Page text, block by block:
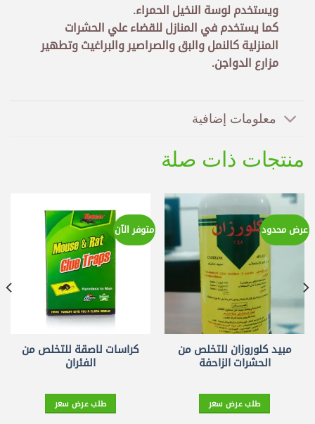
ويستخدم لوسة النخيل الحمراء.
كما يستخدم في المنازل للقضاء علي الحشرات
المنزلية كالنمل والبق والصراصير والبراغيث وتطهير
مزارع الدواجن.
معلومات إضافية
منتجات ذات صلة
عرض محدود
مبيد كلوروزان للتخلص من
الحشرات الزاحفة
طلب عرض سعر
متوفر الآن
كراسات لاصقة للتخلص من
الفئران
طلب عرض سعر